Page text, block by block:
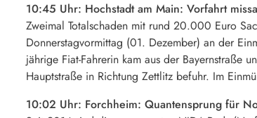
10:45 Uhr: Hochstadt am Main: Vorfahrt
Zweimal Totalschaden mit rund 20.000 Euro
Donnerstagvormittag (01. Dezember) an der
jährige Fiat-Fahrerin kam aus der
Hauptstraße in Richtung Zettlitz befuhr. Im
10:02 Uhr: Forchheim: Quantensprung für